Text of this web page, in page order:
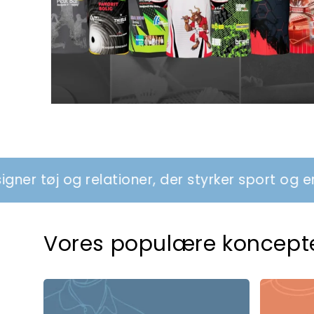
der styrker sport og erhverv
Vores populære